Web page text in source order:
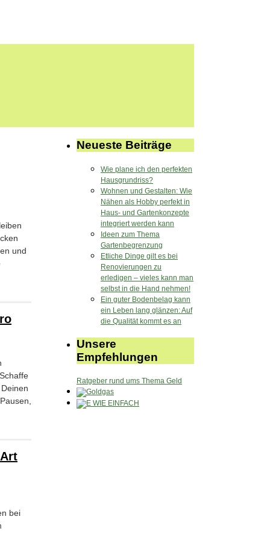
und
bei
Neueste Beiträge
Wie plane ich den perfekten
Hausgrundriss?
Wohnen und Gestalten: Wie
Nähen als Hobby perfekt in
Haus- und Gartenkonzepte
integriert werden kann
Ideen zum Thema
Gartenbegrenzung
Etliche Dinge gilt es bei
Renovierungen zu
erledigen – vieles kann man
selbst in die Hand nehmen!
Ein guter Bodenbelag kann
ein Leben lang glänzen: Auf
die Qualität kommt es an
Unsere
Empfehlungen
Ratgeber rund ums Thema Geld